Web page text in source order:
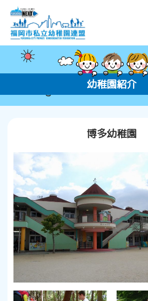
幼稚園紹介
博多幼稚園